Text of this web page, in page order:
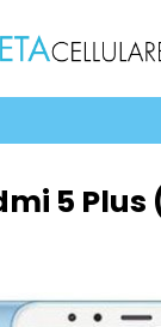
5 Plus